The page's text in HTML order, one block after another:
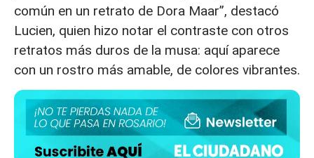
común en un retrato de Dora Maar”, destacó
Lucien, quien hizo notar el contraste con otros
retratos más duros de la musa: aquí aparece
con un rostro más amable, de colores vibrantes.